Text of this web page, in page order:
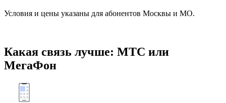
Условия и цены указаны для абонентов Москвы и МО.
Какая связь лучше: МТС или
МегаФон